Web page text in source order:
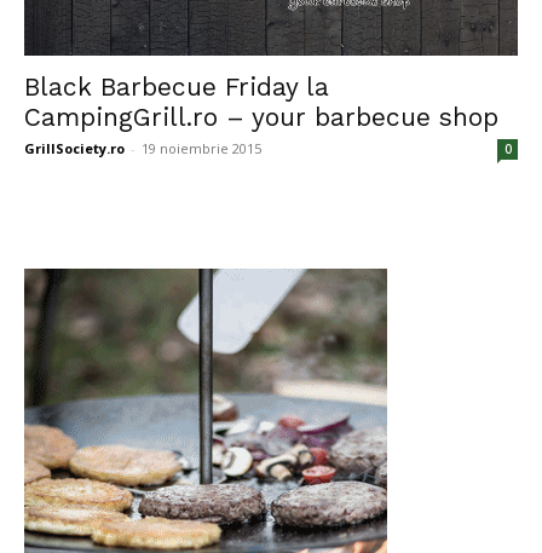
Black Barbecue Friday la
CampingGrill.ro – your barbecue shop
GrillSociety.ro - 19 noiembrie 2015 0